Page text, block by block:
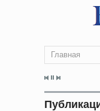
Главная